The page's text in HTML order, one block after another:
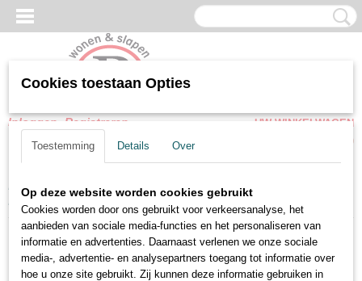
Inloggen Registreren
UW WINKELWAGEN
(0)
Home > Matrassen 1-Persoons Schuimmatrassen
Peutermatrassen - 70x150x10 cm Comfort schuim
Cookies toestaan Opties
Toestemming Details Over
Op deze website worden cookies gebruikt
Cookies worden door ons gebruikt voor verkeersanalyse, het
aanbieden van sociale media-functies en het personaliseren van
informatie en advertenties. Daarnaast verlenen we onze sociale
media-, advertentie- en analysepartners toegang tot informatie over
hoe u onze site gebruikt. Zij kunnen deze informatie gebruiken in